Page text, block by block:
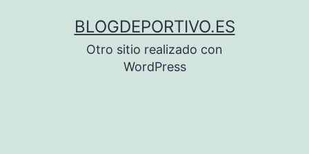
BLOGDEPORTIVO.ES
Otro sitio realizado con
WordPress